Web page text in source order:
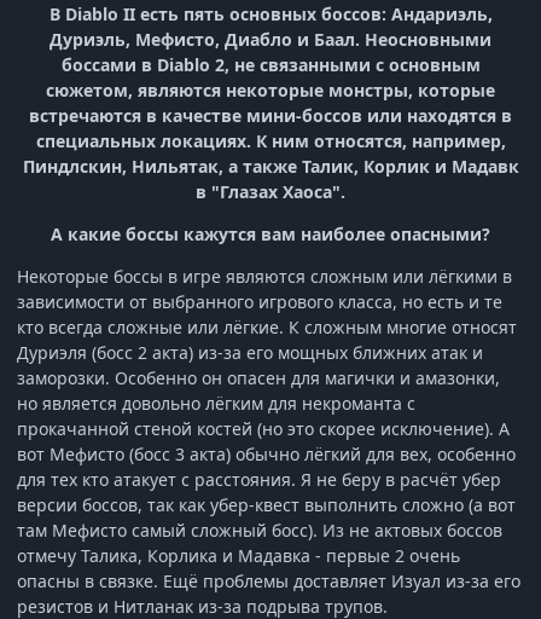
В Diablo II есть пять основных боссов: Андариэль,
Дуриэль, Мефисто, Диабло и Баал. Неосновными
боссами в Diablo 2, не связанными с основным
сюжетом, являются некоторые монстры, которые
встречаются в качестве мини-боссов или находятся в
специальных локациях. К ним относятся, например,
Пиндлскин, Нильятак, а также Талик, Корлик и Мадавк
в "Глазах Хаоса".
А какие боссы кажутся вам наиболее опасными?
Некоторые боссы в игре являются сложным или лёгкими в
зависимости от выбранного игрового класса, но есть и те
кто всегда сложные или лёгкие. К сложным многие относят
Дуриэля (босс 2 акта) из-за его мощных ближних атак и
заморозки. Особенно он опасен для магички и амазонки,
но является довольно лёгким для некроманта с
прокачанной стеной костей (но это скорее исключение). А
вот Мефисто (босс 3 акта) обычно лёгкий для вех, особенно
для тех кто атакует с расстояния. Я не беру в расчёт убер
версии боссов, так как убер-квест выполнить сложно (а вот
там Мефисто самый сложный босс). Из не актовых боссов
отмечу Талика, Корлика и Мадавка - первые 2 очень
опасны в связке. Ещё проблемы доставляет Изуал из-за его
резистов и Нитланак из-за подрыва трупов.